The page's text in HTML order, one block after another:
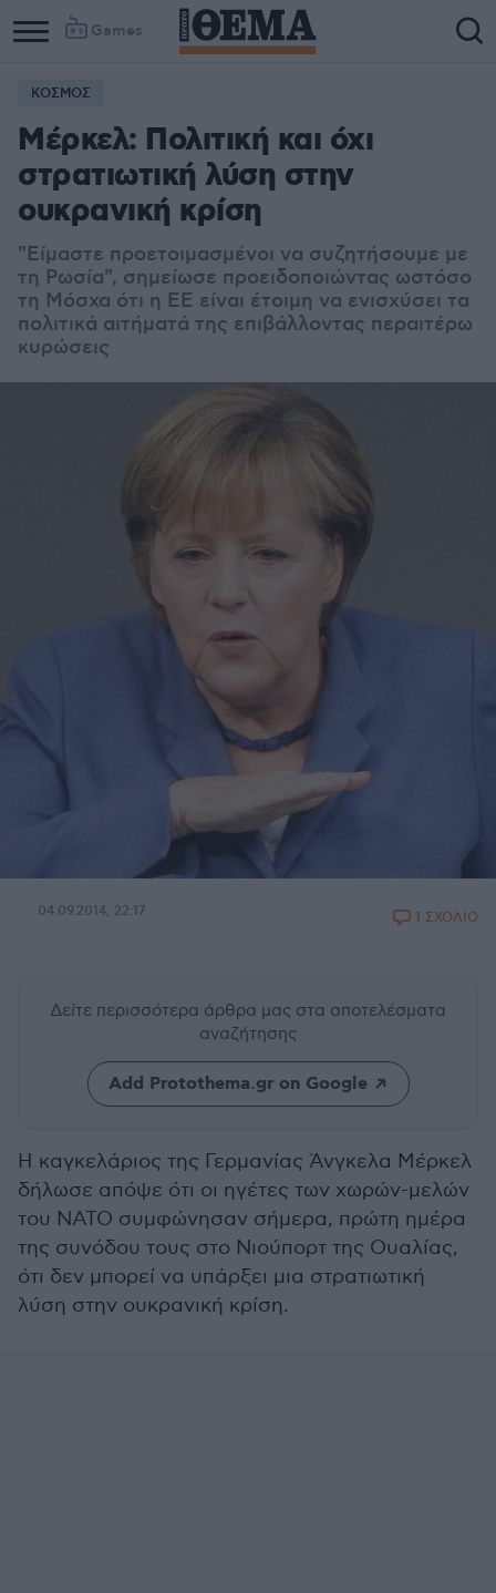
Games
ΚΟΣΜΟΣ
Μέρκελ: Πολιτική και όχι
στρατιωτική λύση στην
ουκρανική κρίση
"Είμαστε προετοιμασμένοι να συζητήσουμε με
τη Ρωσία", σημείωσε προειδοποιώντας ωστόσο
τη Μόσχα ότι η ΕΕ είναι έτοιμη να ενισχύσει τα
πολιτικά αιτήματά της επιβάλλοντας περαιτέρω
κυρώσεις
04.09.2014, 22:17 1 ΣΧΟΛΙΟ
Δείτε περισσότερα άρθρα μας στα αποτελέσματα
αναζήτησης
Add Protothema.gr on Google
Η καγκελάριος της Γερμανίας Άνγκελα Μέρκελ
δήλωσε απόψε ότι οι ηγέτες των χωρών-μελών
του ΝΑΤΟ συμφώνησαν σήμερα, πρώτη ημέρα
της συνόδου τους στο Νιούπορτ της Ουαλίας,
ότι δεν μπορεί να υπάρξει μια στρατιωτική
λύση στην ουκρανική κρίση.